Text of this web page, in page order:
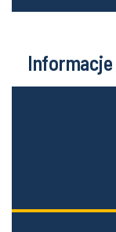
Informacje